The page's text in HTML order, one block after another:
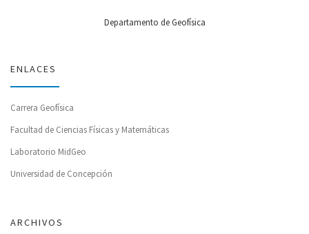
Departamento de Geofísica
ENLACES
Carrera Geofísica
Facultad de Ciencias Físicas y Matemáticas
Laboratorio MidGeo
Universidad de Concepción
ARCHIVOS